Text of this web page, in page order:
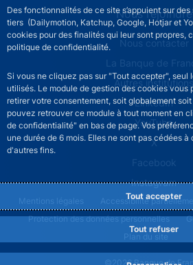
Des fonctionnalités de ce site s’appuient sur
tiers (Dailymotion, Katchup, Google, Hotjar et
cookies pour des finalités qui leur sont propres,
politique de confidentialité.
Si vous ne cliquez pas sur "Tout accepter", seul
utilisés. Le module de gestion des cookies vous
retirer votre consentement, soit globalement
pouvez retrouver ce module à tout moment en
de confidentialité" en bas de page. Vos
une durée de 6 mois. Elles ne sont pas cédées à
d'autres fins.
Tout accepter
Tout refuser
Nous rejoindre
ACPR footer secondary menu
Nous contacter
La Banque de
Autres institutions
LinkedIn
YouTube
X
Facebook
Instagram
©2026 Banque de
ACPR footer legal notice menu
Mentions légales Accessibilité
Protection des données personnelles
Plan du site